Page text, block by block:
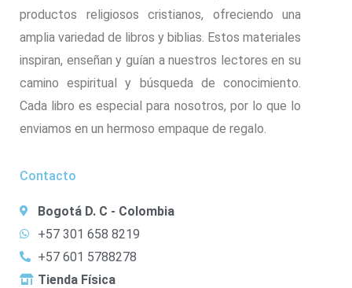
productos religiosos cristianos, ofreciendo una
amplia variedad de libros y biblias. Estos materiales
inspiran, enseñan y guían a nuestros lectores en su
camino espiritual y búsqueda de conocimiento.
Cada libro es especial para nosotros, por lo que lo
enviamos en un hermoso empaque de regalo.
Contacto
Bogotá D. C - Colombia
+57 301 658 8219
+57 601 5788278
Tienda Física